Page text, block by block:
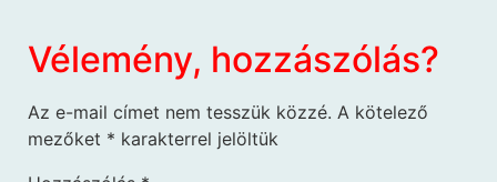
Vélemény, hozzászólás?
Az e-mail címet nem tesszük közzé. A kötelező
mezőket * karakterrel jelöltük